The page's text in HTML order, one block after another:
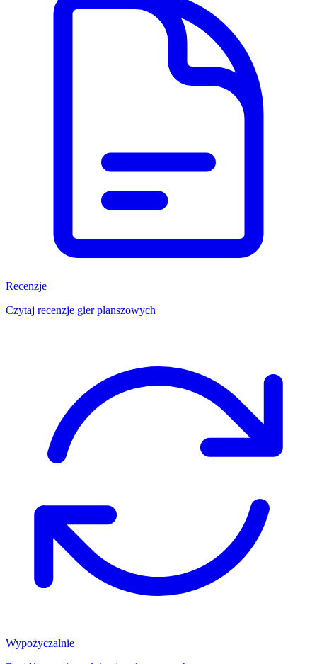
Recenzje
Czytaj recenzje gier planszowych
Wypożyczalnie